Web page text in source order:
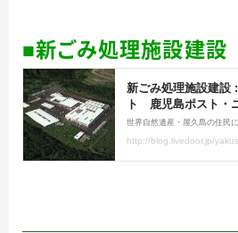
■新ごみ処理施設建